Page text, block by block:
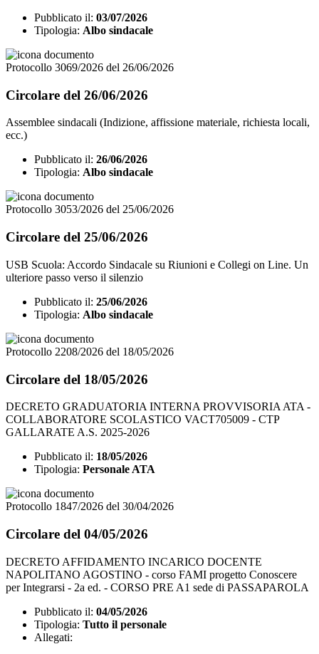
Pubblicato il: 03/07/2026
Tipologia: Albo sindacale
Protocollo 3069/2026 del 26/06/2026
Circolare del 26/06/2026
Assemblee sindacali (Indizione, affissione materiale, richiesta locali,
ecc.)
Pubblicato il: 26/06/2026
Tipologia: Albo sindacale
Protocollo 3053/2026 del 25/06/2026
Circolare del 25/06/2026
USB Scuola: Accordo Sindacale su Riunioni e Collegi on Line. Un
ulteriore passo verso il silenzio
Pubblicato il: 25/06/2026
Tipologia: Albo sindacale
Protocollo 2208/2026 del 18/05/2026
Circolare del 18/05/2026
DECRETO GRADUATORIA INTERNA PROVVISORIA ATA -
COLLABORATORE SCOLASTICO VACT705009 - CTP
GALLARATE A.S. 2025-2026
Pubblicato il: 18/05/2026
Tipologia: Personale ATA
Protocollo 1847/2026 del 30/04/2026
Circolare del 04/05/2026
DECRETO AFFIDAMENTO INCARICO DOCENTE
NAPOLITANO AGOSTINO - corso FAMI progetto Conoscere
per Integrarsi - 2a ed. - CORSO PRE A1 sede di PASSAPAROLA
Pubblicato il: 04/05/2026
Tipologia: Tutto il personale
Allegati: